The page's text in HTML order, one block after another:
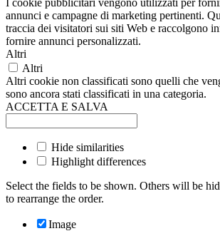
I cookie pubblicitari vengono utilizzati per
annunci e campagne di marketing pertinenti.
traccia dei visitatori sui siti Web e raccolgono
fornire annunci personalizzati.
Altri
Altri
Altri cookie non classificati sono quelli che
sono ancora stati classificati in una categoria.
ACCETTA E SALVA
Hide similarities
Highlight differences
Select the fields to be shown. Others will be
to rearrange the order.
Image